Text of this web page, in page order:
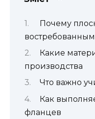
Почему
Какие
производства
Что важно
Как
фланцев